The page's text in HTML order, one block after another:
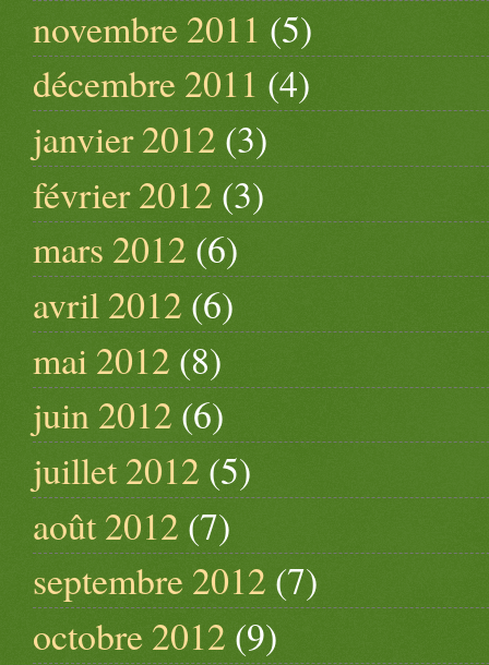
novembre 2011 (5)
décembre 2011 (4)
janvier 2012 (3)
février 2012 (3)
mars 2012 (6)
avril 2012 (6)
mai 2012 (8)
juin 2012 (6)
juillet 2012 (5)
août 2012 (7)
septembre 2012 (7)
octobre 2012 (9)